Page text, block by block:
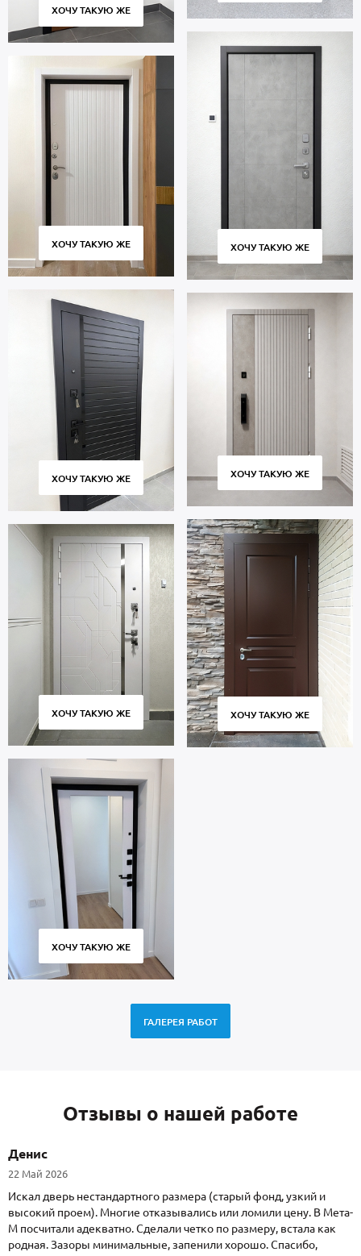
ХОЧУ ТАКУЮ ЖЕ
ХОЧУ ТАКУЮ ЖЕ
ХОЧУ ТАКУЮ ЖЕ
ХОЧУ ТАКУЮ ЖЕ
ХОЧУ ТАКУЮ ЖЕ
ХОЧУ ТАКУЮ ЖЕ
ХОЧУ ТАКУЮ ЖЕ
ХОЧУ ТАКУЮ ЖЕ
ГАЛЕРЕЯ РАБОТ
Отзывы о нашей работе
Денис
22 Май 2026
Искал дверь нестандартного размера (старый фонд, узкий и
высокий проем). Многие отказывались или ломили цену. В Мета-
М посчитали адекватно. Сделали четко по размеру, встала как
родная. Зазоры минимальные, запенили хорошо. Спасибо,